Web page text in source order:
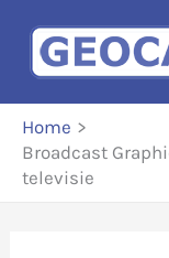
naar
inhoud
Home
Broadcast
televisie